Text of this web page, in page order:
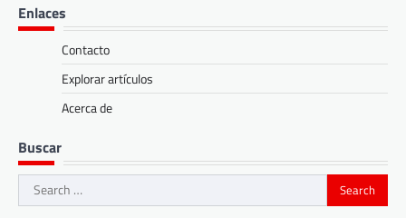
Enlaces
Contacto
Explorar artículos
Acerca de
Buscar
Search
for: